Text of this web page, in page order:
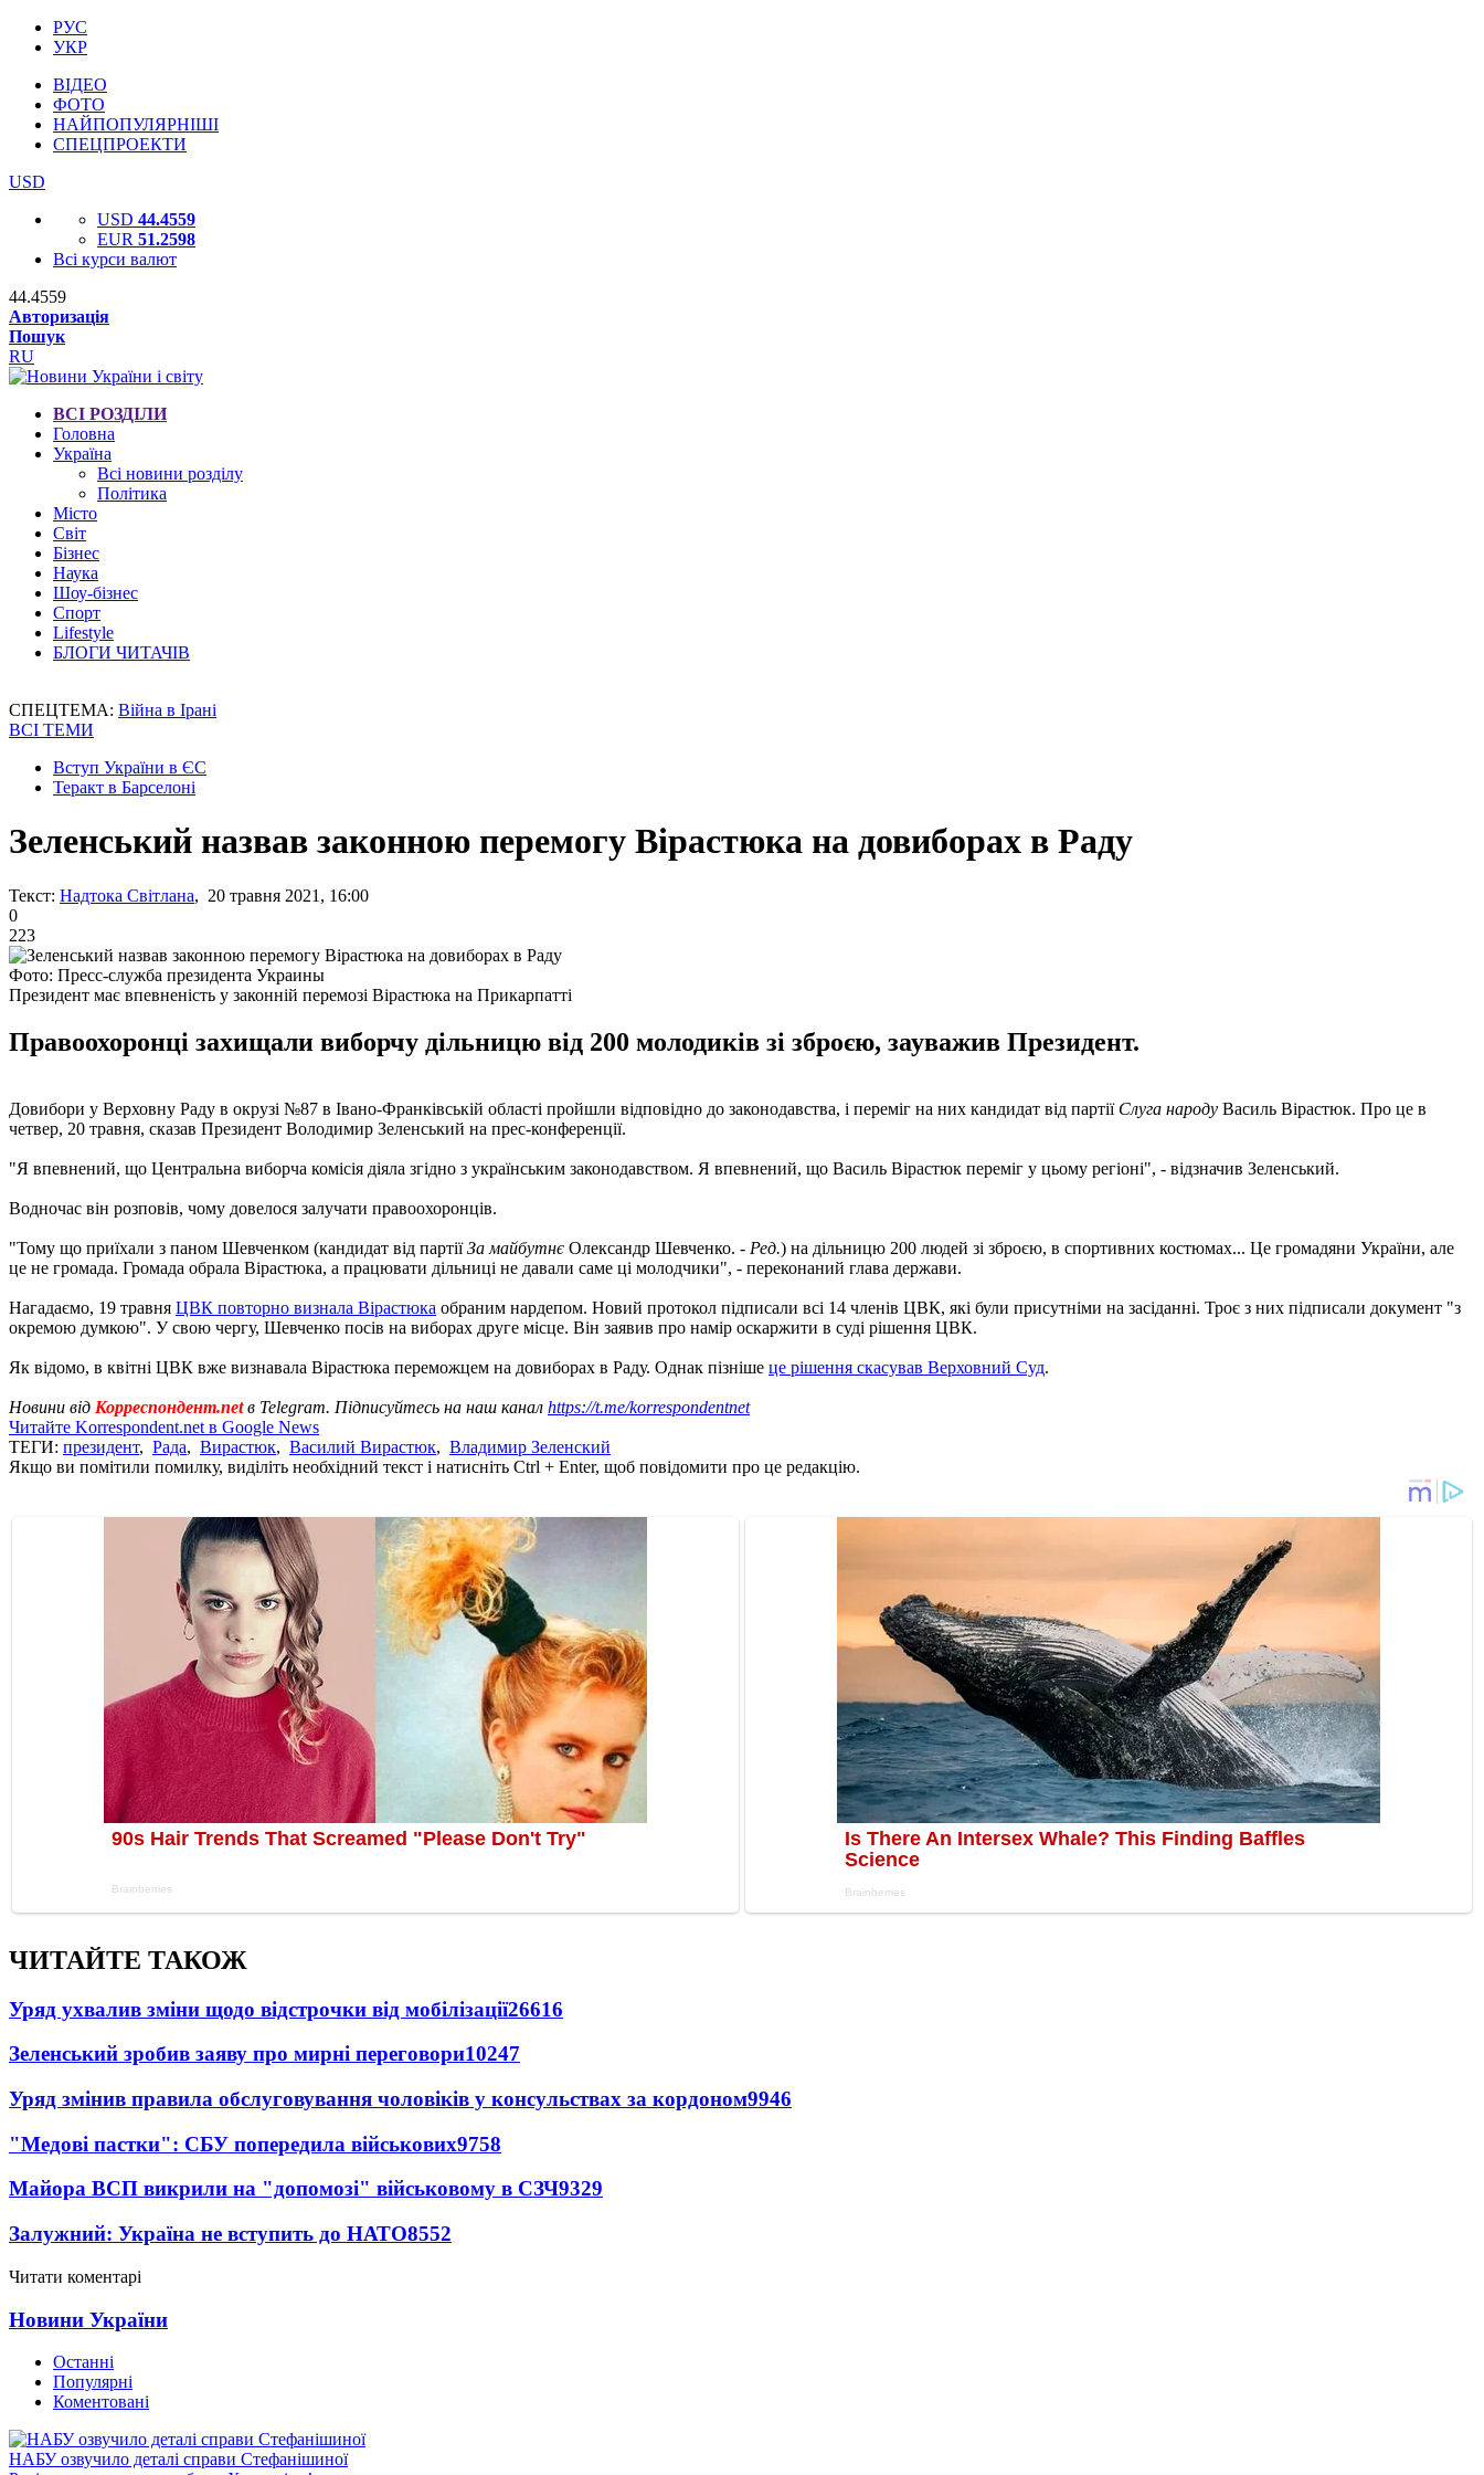
РУС
УКР
ВІДЕО
ФОТО
НАЙПОПУЛЯРНІШІ
СПЕЦПРОЕКТИ
USD
USD 44.4559
EUR 51.2598
Всі курси валют
44.4559
Авторизація
Пошук
RU
ВСІ РОЗДІЛИ
Головна
Україна
Всі новини розділу
Політика
Місто
Світ
Бізнес
Наука
Шоу-бізнес
Спорт
Lifestyle
БЛОГИ ЧИТАЧІВ
СПЕЦТЕМА: Війна в Ірані
ВСІ ТЕМИ
Вступ України в ЄС
Теракт в Барселоні
Зеленський назвав законною перемогу Вірастюка на довиборах в Раду
Текст: Надтока Світлана, 20 травня 2021, 16:00
0
223
Фото: Пресс-служба президента Украины
Президент має впевненість у законній перемозі Вірастюка на Прикарпатті
Правоохоронці захищали виборчу дільницю від 200 молодиків зі зброєю, зауважив Президент.
Довибори у Верховну Раду в окрузі №87 в Івано-Франківській області пройшли відповідно до законодавства, і переміг на них кандидат від партії Слуга народу Василь Вірастюк. Про це в
четвер, 20 травня, сказав Президент Володимир Зеленський на прес-конференції.
"Я впевнений, що Центральна виборча комісія діяла згідно з українським законодавством. Я впевнений, що Василь Вірастюк переміг у цьому регіоні", - відзначив Зеленський.
Водночас він розповів, чому довелося залучати правоохоронців.
"Тому що приїхали з паном Шевченком (кандидат від партіїЗа майбутнє Олександр Шевченко. - Ред.) на дільницю 200 людей зі зброєю, в спортивних костюмах... Це громадяни України, але
це не громада. Громада обрала Вірастюка, а працювати дільниці не давали саме ці молодчики", - переконаний глава держави.
Нагадаємо, 19 травня ЦВК повторно визнала Вірастюка обраним нардепом. Новий протокол підписали всі 14 членів ЦВК, які були присутніми на засіданні. Троє з них підписали документ "з
окремою думкою". У свою чергу, Шевченко посів на виборах друге місце. Він заявив про намір оскаржити в суді рішення ЦВК.
Як відомо, в квітні ЦВК вже визнавала Вірастюка переможцем на довиборах в Раду. Однак пізніше це рішення скасував Верховний Суд.
Новини від Корреспондент.netв Telegram. Підписуйтесь на наш канал https://t.me/korrespondentnet
Читайте Korrespondent.net в Google News
ТЕГИ: президент, Рада, Вирастюк, Василий Вирастюк, Владимир Зеленский
Якщо ви помітили помилку, виділіть необхідний текст і натисніть Ctrl + Enter, щоб повідомити про це редакцію.
ЧИТАЙТЕ ТАКОЖ
Уряд ухвалив зміни щодо відстрочки від мобілізації26616
Зеленський зробив заяву про мирні переговори10247
Уряд змінив правила обслуговування чоловіків у консульствах за кордоном9946
"Медові пастки": СБУ попередила військових9758
Майора ВСП викрили на "допомозі" військовому в СЗЧ9329
Залужний: Україна не вступить до НАТО8552
Читати коментарі
Новини України
Останні
Популярні
Коментовані
НАБУ озвучило деталі справи Стефанішиної